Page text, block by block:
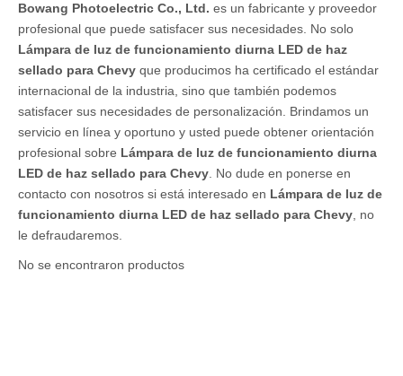
Bowang Photoelectric Co., Ltd. es un fabricante y proveedor
profesional que puede satisfacer sus necesidades. No solo
Lámpara de luz de funcionamiento diurna LED de haz
sellado para Chevy que producimos ha certificado el estándar
internacional de la industria, sino que también podemos
satisfacer sus necesidades de personalización. Brindamos un
servicio en línea y oportuno y usted puede obtener orientación
profesional sobre Lámpara de luz de funcionamiento diurna
LED de haz sellado para Chevy . No dude en ponerse en
contacto con nosotros si está interesado en Lámpara de luz de
funcionamiento diurna LED de haz sellado para Chevy , no
le defraudaremos.
No se encontraron productos